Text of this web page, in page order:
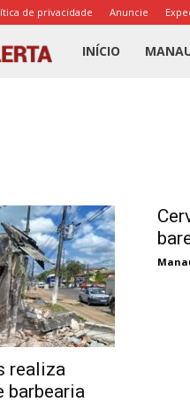
de privacidade Anuncie
Portal
INÍCIO
realiza
barbearia